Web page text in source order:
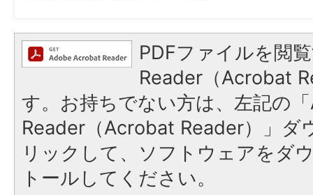
PDFファイルを閲
Reader（Acrobat
す。お持ちでない方は、左記の
Reader（Acrobat Reader）」ダ
リックして、ソフトウェアをダ
トールしてください。